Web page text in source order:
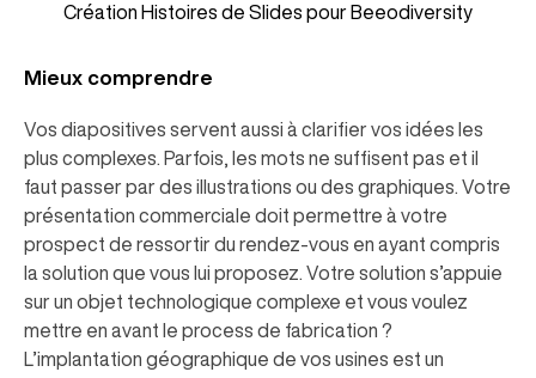
Création Histoires de Slides pour Beeodiversity
Mieux comprendre
Vos diapositives servent aussi à clarifier vos idées les
plus complexes. Parfois, les mots ne suffisent pas et il
faut passer par des illustrations ou des graphiques. Votre
présentation commerciale doit permettre à votre
prospect de ressortir du rendez-vous en ayant compris
la solution que vous lui proposez. Votre solution s’appuie
sur un objet technologique complexe et vous voulez
mettre en avant le process de fabrication ?
L’implantation géographique de vos usines est un